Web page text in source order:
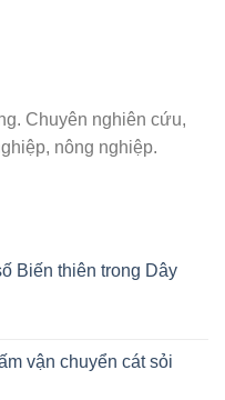
Chuyên nghiên cứu,
nông nghiệp.
Biến thiên trong Dây
vận chuyển cát sỏi